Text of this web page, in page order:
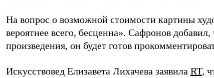
На вопрос о возможной стоимости картины
вероятнее всего, бесценна». Сафронов добавил,
произведения, он будет готов
Искусствовед Елизавета Лихачева заявила RT,